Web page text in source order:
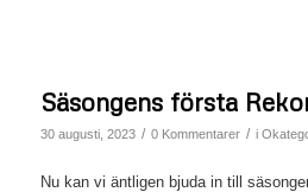
Säsongens första
30 augusti, 2023 / 0 Kommentarer / i
Nu kan vi äntligen bjuda in till